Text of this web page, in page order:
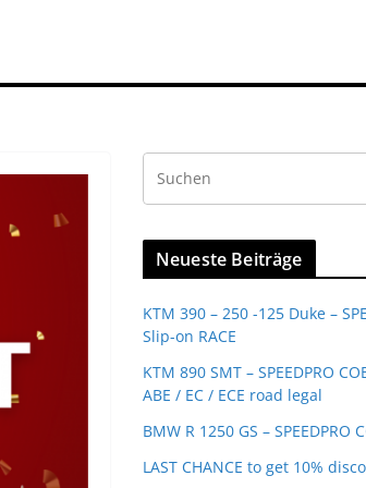
Neueste Beiträge
KTM 390 – 250 -125 Duke –
Slip-on RACE
KTM 890 SMT – SPEEDPRO
ABE / EC / ECE road legal
BMW R 1250 GS – SPEEDPRO
LAST CHANCE to get 10%